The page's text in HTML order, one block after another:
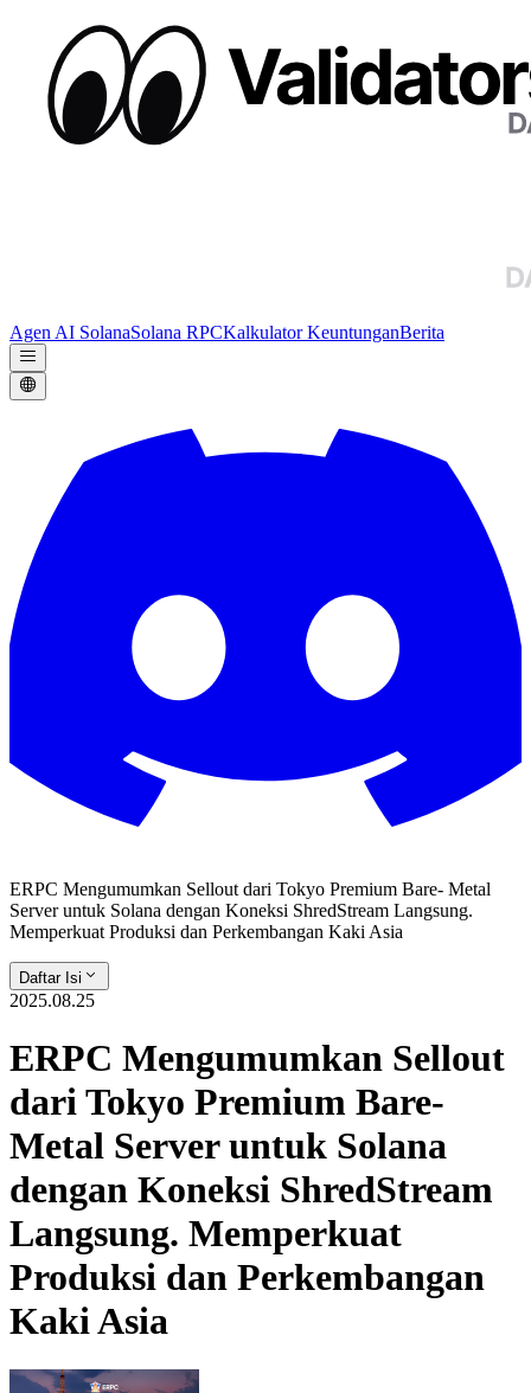
Agen AI SolanaSolana RPCKalkulator KeuntunganBerita
ERPC Mengumumkan Sellout dari Tokyo Premium Bare- Metal
Server untuk Solana dengan Koneksi ShredStream Langsung.
Memperkuat Produksi dan Perkembangan Kaki Asia
Daftar Isi
2025.08.25
ERPC Mengumumkan Sellout
dari Tokyo Premium Bare-
Metal Server untuk Solana
dengan Koneksi ShredStream
Langsung. Memperkuat
Produksi dan Perkembangan
Kaki Asia